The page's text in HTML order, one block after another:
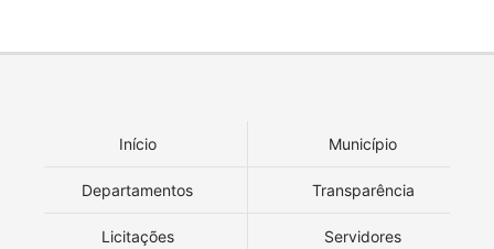
Início Município
Departamentos Transparência
Licitações Servidores